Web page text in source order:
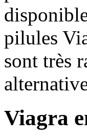
pilules
sont très
Viagra